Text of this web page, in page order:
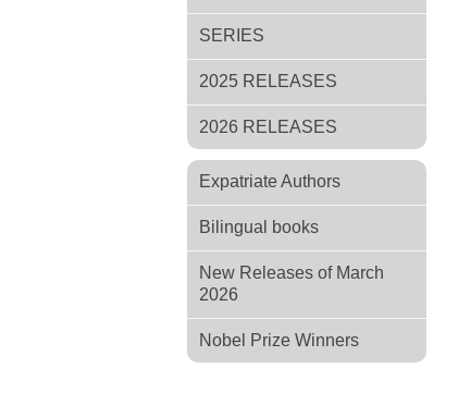
SERIES
2025 RELEASES
2026 RELEASES
Expatriate Authors
Bilingual books
New Releases of March
2026
Nobel Prize Winners